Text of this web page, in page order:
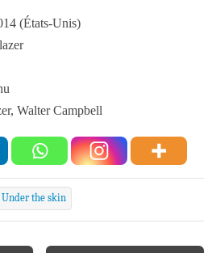
(États-Unis)
Walter Campbell
Under the skin